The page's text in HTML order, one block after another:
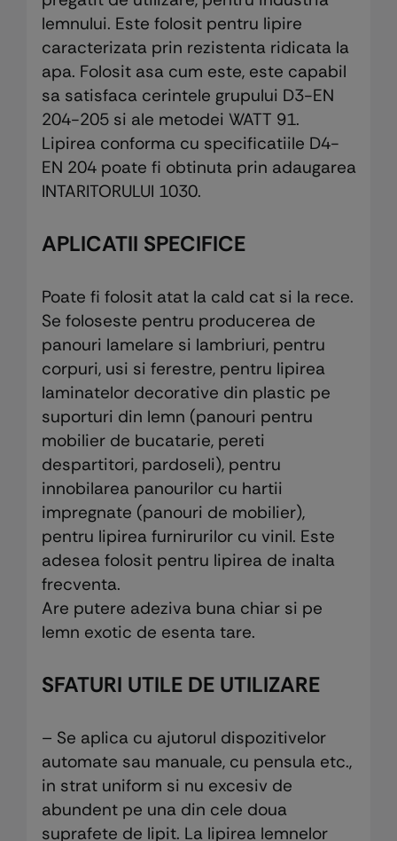
lemnului. Este folosit pentru lipire
caracterizata prin rezistenta ridicata la
apa. Folosit asa cum este, este capabil
sa satisfaca cerintele grupului D3-EN
204-205 si ale metodei WATT 91.
Lipirea conforma cu specificatiile D4-
EN 204 poate fi obtinuta prin adaugarea
INTARITORULUI 1030.
APLICATII SPECIFICE
Poate fi folosit atat la cald cat si la rece.
Se foloseste pentru producerea de
panouri lamelare si lambriuri, pentru
corpuri, usi si ferestre, pentru lipirea
laminatelor decorative din plastic pe
suporturi din lemn (panouri pentru
mobilier de bucatarie, pereti
despartitori, pardoseli), pentru
innobilarea panourilor cu hartii
impregnate (panouri de mobilier),
pentru lipirea furnirurilor cu vinil. Este
adesea folosit pentru lipirea de inalta
frecventa.
Are putere adeziva buna chiar si pe
lemn exotic de esenta tare.
SFATURI UTILE DE UTILIZARE
– Se aplica cu ajutorul dispozitivelor
automate sau manuale, cu pensula etc.,
in strat uniform si nu excesiv de
abundent pe una din cele doua
suprafete de lipit. La lipirea lemnelor